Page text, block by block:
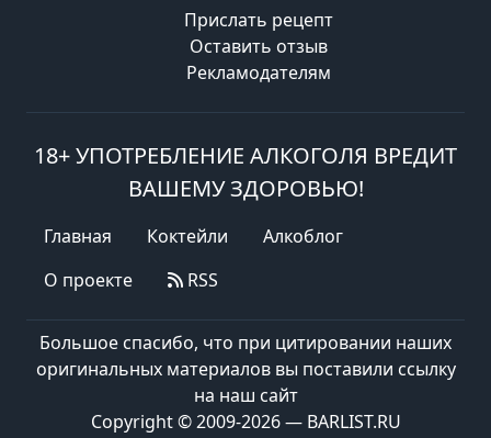
Прислать рецепт
Оставить отзыв
Рекламодателям
18+ УПОТРЕБЛЕНИЕ АЛКОГОЛЯ ВРЕДИТ
ВАШЕМУ ЗДОРОВЬЮ!
Главная Коктейли
Алкоблог
О проекте
RSS
Большое спасибо, что при цитировании наших
оригинальных материалов вы поставили ссылку
на наш сайт
Copyright © 2009-2026 — BARLIST.RU